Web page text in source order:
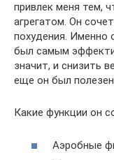
привлек меня тем,
агрегатом. Он
похудения. Именно
был самым
значит, и снизить
еще он был
Какие функции он
Аэробные